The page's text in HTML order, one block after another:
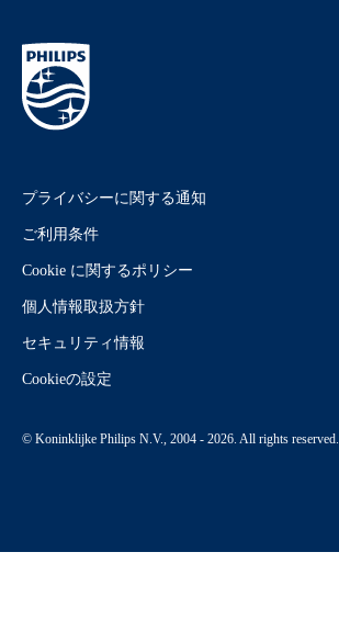
プライバシーに関する通知
ご利用条件
Cookie に関するポリシー
個人情報取扱方針
セキュリティ情報
Cookieの設定
© Koninklijke Philips N.V., 2004 - 2026. All rights reserved.